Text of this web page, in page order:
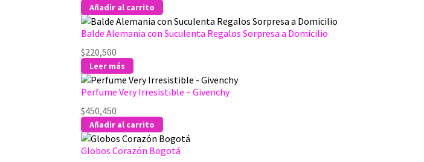
Añadir al carrito
Balde Alemania con Suculenta Regalos Sorpresa a Domicilio
$220,500
Leer más
Perfume Very Irresistible – Givenchy
$450,450
Añadir al carrito
Globos Corazón Bogotá